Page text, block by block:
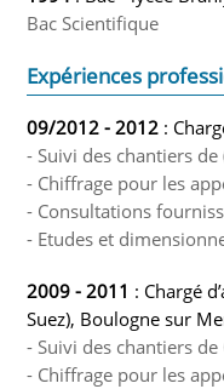
Bac Scientifique
Expériences
09/2012 - 2012 :
- Suivi des chantiers
- Chiffrage pour les
- Consultations
- Etudes et
2009 - 2011 : Chargé
Suez), Boulogne sur
- Suivi des chantiers
- Chiffrage pour les